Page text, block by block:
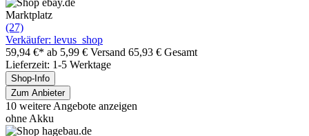
Marktplatz
(27)
Verkäufer: levus_shop
59,94 €* ab 5,99 € Versand 65,93 € Gesamt
Lieferzeit: 1-5 Werktage
Shop-Info
Zum Anbieter
10 weitere Angebote anzeigen
ohne Akku